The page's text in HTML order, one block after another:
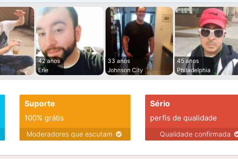
42 anos
Erie
33 anos
Johnson City
45 anos
Philadelphia
Suporte
100% grátis
Moderadores que escutam
Sério
perfis de qualidade
Qualidade confirmada